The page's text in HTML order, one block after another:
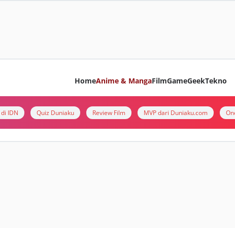
HomeAnime & MangaFilmGameGeekTekno
IDN Quiz Duniaku Review Film MVP dari Duniaku.com